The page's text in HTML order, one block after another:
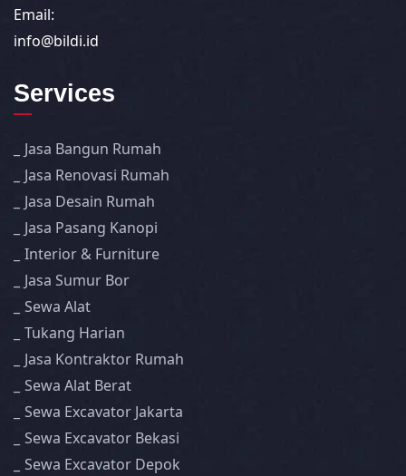
Email:
info@bildi.id
Services
Jasa Bangun Rumah
Jasa Renovasi Rumah
Jasa Desain Rumah
Jasa Pasang Kanopi
Interior & Furniture
Jasa Sumur Bor
Sewa Alat
Tukang Harian
Jasa Kontraktor Rumah
Sewa Alat Berat
Sewa Excavator Jakarta
Sewa Excavator Bekasi
Sewa Excavator Depok